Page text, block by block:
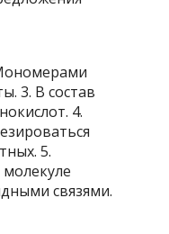
3. В состав
4.
5.
связями.